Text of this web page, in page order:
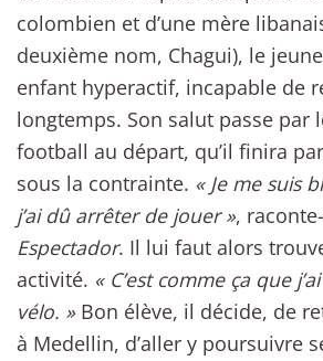
colombien et d’une mère
deuxième nom, Chagui), le
enfant hyperactif, incapable de
longtemps. Son salut passe par
football au départ, qu’il finira
sous la contrainte. « Je me suis
j’ai dû arrêter de jouer »,
Espectador. Il lui faut alors
activité. « C’est comme ça que
vélo. » Bon élève, il décide, de
à Medellin, d’aller y poursuivre